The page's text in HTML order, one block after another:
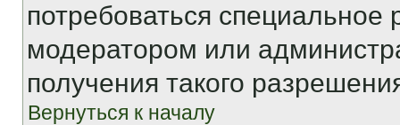
потребоваться
модератором или
получения такого
Вернуться к началу